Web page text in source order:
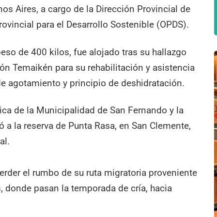
Aires, a cargo de la Dirección Provincial de
para el Desarrollo Sostenible (OPDS).
de 400 kilos, fue alojado tras su hallazgo
Temaikén para su rehabilitación y asistencia
agotamiento y principio de deshidratación.
de la Municipalidad de San Fernando y la
la reserva de Punta Rasa, en San Clemente,
el rumbo de su ruta migratoria proveniente
pasan la temporada de cría, hacia